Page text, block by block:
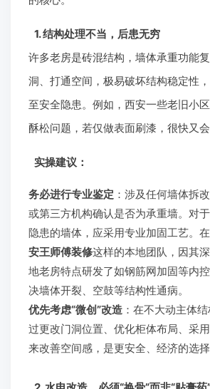
1. 结构处理不当，后患无穷
许多老房是砖混结构，墙体承重功能
洞、打通空间，极易破坏结构稳定性
至安全隐患。例如，西安一些老旧小
酥松问题，若仅做表面刷漆，很快又会
实操建议：
务必进行专业鉴定 ：涉及任何墙体拆
或第三方机构确认是否为承重墙。对
隐患的墙体，应采用专业加固工艺。
安王师傅装修这样的本地团队，因其
地老房特点研发了如钢筋网加固等内
决墙体开裂、空鼓等结构性通病。
优先考虑“微创”改造 ：在不大动主体
过更改门洞位置、优化柜体布局、采
来改善空间感，是更安全、经济的选择